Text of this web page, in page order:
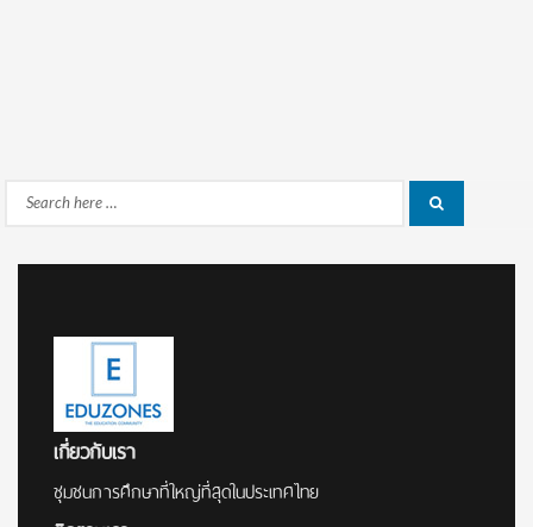
Search
เกี่ยวกับเรา
ชุมชนการศึกษาที่ใหญ่ที่สุดในประเทศไทย